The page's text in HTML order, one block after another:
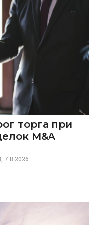
торга при
M&A
7.8.2026